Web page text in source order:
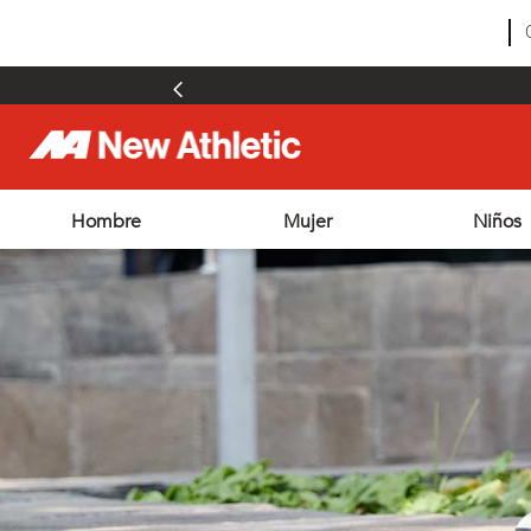
Hombre Mujer Niños
zapatillas hombre
zapatillas mujer
3.
zapatillas futbol
6.
outdoor
7.
adt